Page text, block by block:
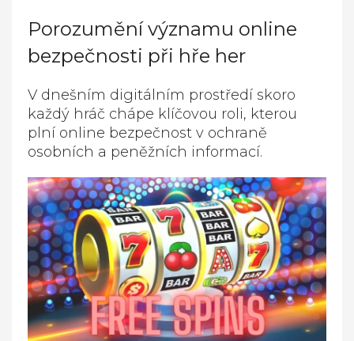
Porozumění významu online
bezpečnosti při hře her
V dnešním digitálním prostředí skoro
každý hráč chápe klíčovou roli, kterou
plní online bezpečnost v ochraně
osobních a peněžních informací.